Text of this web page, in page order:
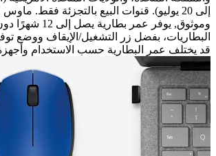
وموثوق, يوفر عمر
البطاريات، بفضل زر التشغيل/الإيقاف ووضع
قد يختلف عمر البطارية حسب الاستخدام وأجهزة